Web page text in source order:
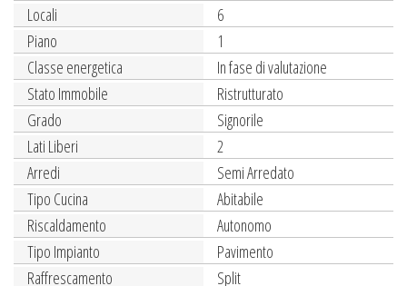
Locali
6
Piano
1
Classe energetica
In fase di valutazione
Stato Immobile
Ristrutturato
Grado
Signorile
Lati Liberi
2
Arredi
Semi Arredato
Tipo Cucina
Abitabile
Riscaldamento
Autonomo
Tipo Impianto
Pavimento
Raffrescamento
Split